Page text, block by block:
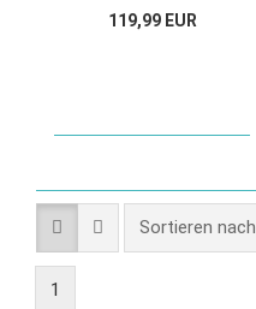
119,99 EUR
Sortieren nach
1